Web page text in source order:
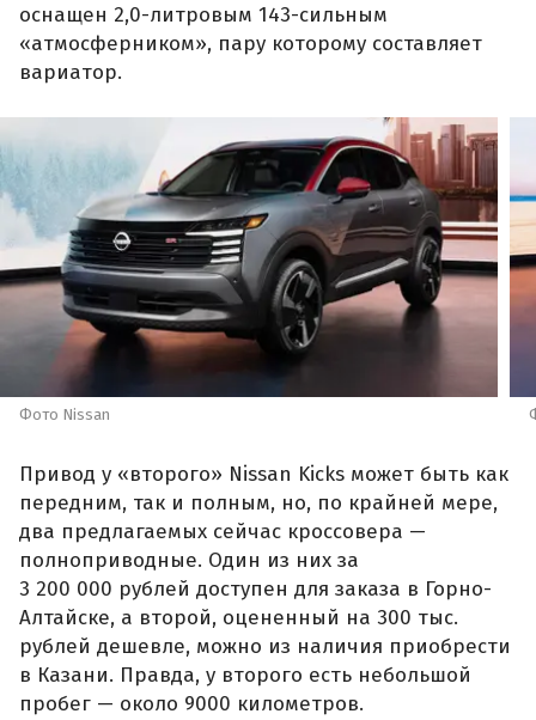
оснащен 2,0-литровым 143-сильным
«атмосферником», пару которому составляет
вариатор.
Фото Nissan
Привод у «второго» Nissan Kicks может быть как
передним, так и полным, но, по крайней мере,
два предлагаемых сейчас кроссовера —
полноприводные. Один из них за
3 200 000 рублей доступен для заказа в Горно-
Алтайске, а второй, оцененный на 300 тыс.
рублей дешевле, можно из наличия приобрести
в Казани. Правда, у второго есть небольшой
пробег — около 9000 километров.